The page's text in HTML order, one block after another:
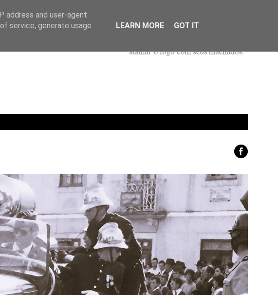
address and user-agent
service, generate usage
LEARN MORE GOT IT